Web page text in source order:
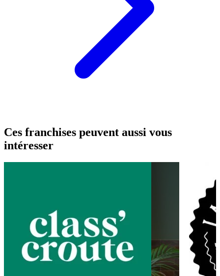
Ces franchises peuvent aussi vous
intéresser